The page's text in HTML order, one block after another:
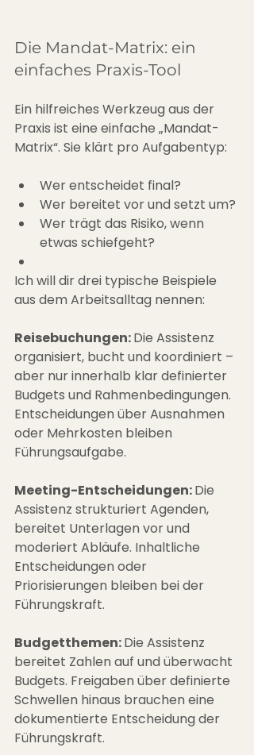
Die Mandat-Matrix: ein
einfaches Praxis-Tool
Ein hilfreiches Werkzeug aus der
Praxis ist eine einfache „Mandat-
Matrix“. Sie klärt pro Aufgabentyp:
Wer entscheidet final?
Wer bereitet vor und setzt um?
Wer trägt das Risiko, wenn
etwas schiefgeht?
Ich will dir drei typische Beispiele
aus dem Arbeitsalltag nennen:
Reisebuchungen: Die Assistenz
organisiert, bucht und koordiniert –
aber nur innerhalb klar definierter
Budgets und Rahmenbedingungen.
Entscheidungen über Ausnahmen
oder Mehrkosten bleiben
Führungsaufgabe.
Meeting-Entscheidungen: Die
Assistenz strukturiert Agenden,
bereitet Unterlagen vor und
moderiert Abläufe. Inhaltliche
Entscheidungen oder
Priorisierungen bleiben bei der
Führungskraft.
Budgetthemen: Die Assistenz
bereitet Zahlen auf und überwacht
Budgets. Freigaben über definierte
Schwellen hinaus brauchen eine
dokumentierte Entscheidung der
Führungskraft.